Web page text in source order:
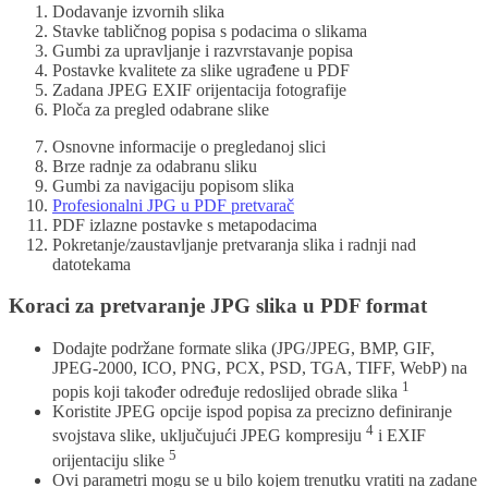
Dodavanje izvornih slika
Stavke tabličnog popisa s podacima o slikama
Gumbi za upravljanje i razvrstavanje popisa
Postavke kvalitete za slike ugrađene u PDF
Zadana JPEG EXIF orijentacija fotografije
Ploča za pregled odabrane slike
Osnovne informacije o pregledanoj slici
Brze radnje za odabranu sliku
Gumbi za navigaciju popisom slika
Profesionalni JPG u PDF pretvarač
PDF izlazne postavke s metapodacima
Pokretanje/zaustavljanje pretvaranja slika i radnji nad
datotekama
Koraci za pretvaranje JPG slika u PDF format
Dodajte podržane formate slika (JPG/JPEG, BMP, GIF,
JPEG-2000, ICO, PNG, PCX, PSD, TGA, TIFF, WebP) na
popis koji također određuje redoslijed obrade slika 1
Koristite JPEG opcije ispod popisa za precizno definiranje
svojstava slike, uključujući JPEG kompresiju 4 i EXIF
orijentaciju slike 5
Ovi parametri mogu se u bilo kojem trenutku vratiti na zadane